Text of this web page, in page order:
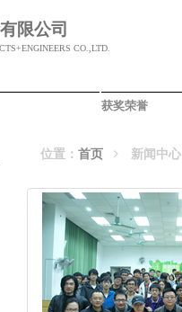
限公司
CO.,LTD.
获奖荣誉
位置： 首页 新闻中心